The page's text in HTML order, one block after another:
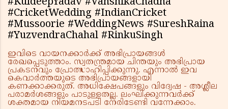
#CricketWedding #IndianCricket
#Mussoorie #WeddingNews #SureshRaina
#YuzvendraChahal #RinkuSingh
ഇവിടെ വായനക്കാർക്ക് അഭിപ്രായങ്ങൾ
രേഖപ്പെടുത്താം. സ്വതന്ത്രമായ ചിന്തയും അഭിപ്രായ
പ്രകടനവും പ്രോത്സാഹിപ്പിക്കുന്നു. എന്നാൽ ഇവ
കെവാർത്തയുടെ അഭിപ്രായങ്ങളായി
കണക്കാക്കരുത്. അധിക്ഷേപങ്ങളും വിദ്വേഷ - അശ്ലീല
പരാമർശങ്ങളും പാടുള്ളതല്ല. ലംഘിക്കുന്നവർക്ക്
ശക്തമായ നിയമനടപടി നേരിടേണ്ടി വന്നേക്കാം.